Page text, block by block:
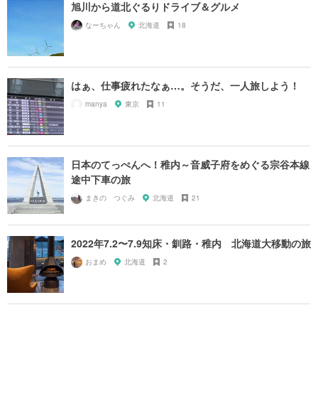
旭川から道北ぐるりドライブ＆グルメ
なーちゃん 北海道 18
はぁ、仕事疲れたなぁ…。そうだ、一人旅しよう！
manya 東京 11
日本のてっぺんへ！稚内～音威子府をめぐる宗谷本線
途中下車の旅
まきの つぐみ 北海道 21
2022年7.2〜7.9知床・釧路・稚内 北海道大移動の旅
おまめ 北海道 2